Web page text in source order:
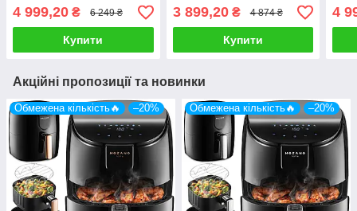
4 999,20 ₴ 6 249 ₴
Купити
3 899,20₴ 4 874 ₴
Купити
4
Акційні пропозиції та новинки
Обмежена кількість🔥 –20% Обмежена кількість🔥 –20%